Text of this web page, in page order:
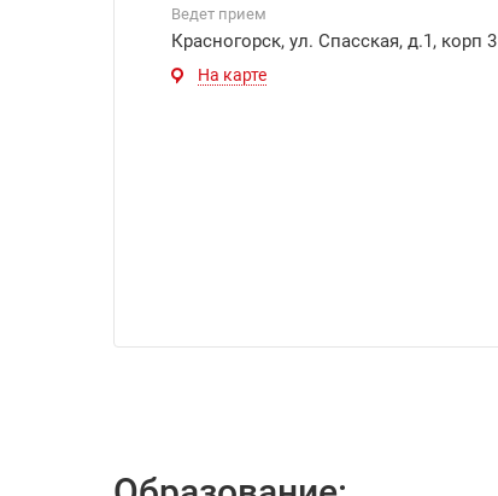
Ведет прием
Красногорск, ул. Спасская, д.1, корп 3
На карте